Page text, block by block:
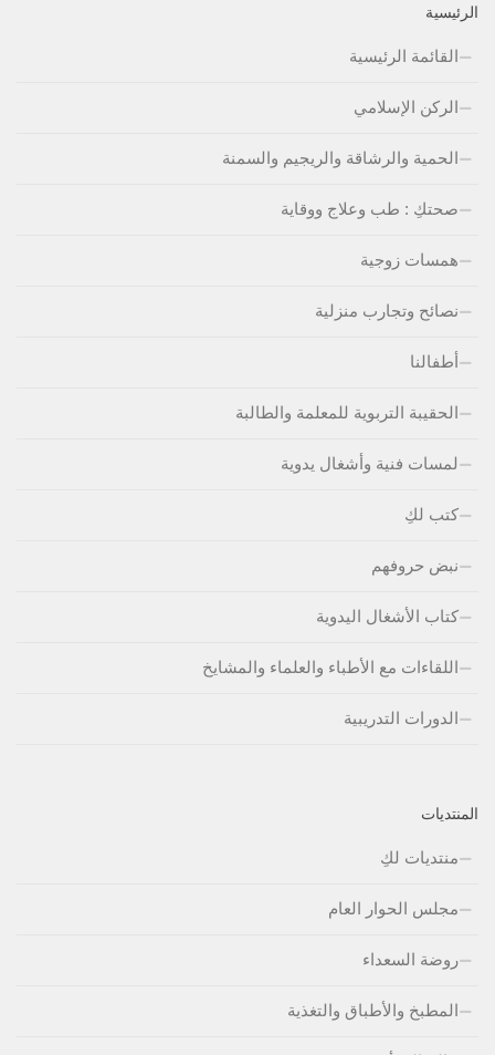
الرئيسية
القائمة الرئيسية
الركن الإسلامي
الحمية والرشاقة والريجيم والسمنة
صحتكِ : طب وعلاج ووقاية
همسات زوجية
نصائح وتجارب منزلية
أطفالنا
الحقيبة التربوية للمعلمة والطالبة
لمسات فنية وأشغال يدوية
كتب لكِ
نبض حروفهم
كتاب الأشغال اليدوية
اللقاءات مع الأطباء والعلماء والمشايخ
الدورات التدريبية
المنتديات
منتديات لكِ
مجلس الحوار العام
روضة السعداء
المطبخ والأطباق والتغذية